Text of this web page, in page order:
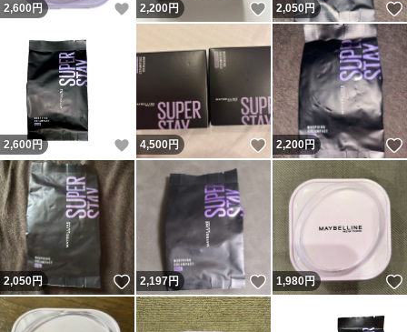
2,600円 いいね！
2,200円 いいね！
2,050円
2,600 円 いいね！
4,500円 いいね！
2,200円
2,050円 いいね！
2,197円 いいね！
1,980円